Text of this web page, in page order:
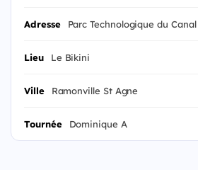
Adresse Parc Technologique du Canal
Lieu Le Bikini
Ville Ramonville St Agne
Tournée Dominique A